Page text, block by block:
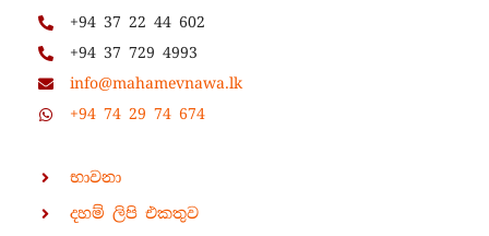
+94 37 22 44 602
+94 37 729 4993
info@mahamevnawa.lk
+94 74 29 74 674
භාවනා
දහම් ලිපි එකතුව